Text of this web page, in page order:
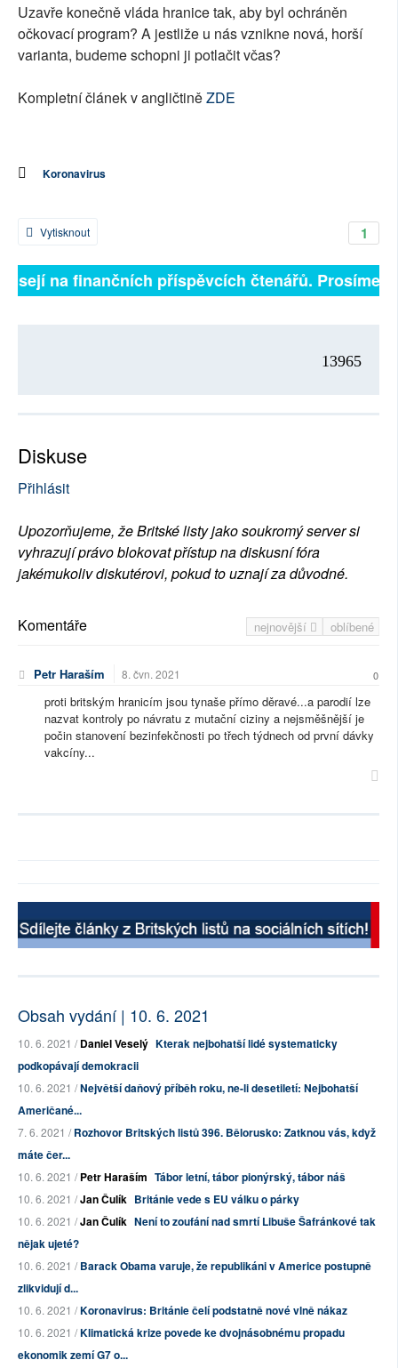
Uzavře konečně vláda hranice tak, aby byl ochráněn
očkovací program? A jestliže u nás vznikne nová, horší
varianta, budeme schopni ji potlačit včas?
Kompletní článek v angličtiněZDE
Koronavirus
1
Vytisknout
na finančních příspěvcích čtenářů. Prosíme,
13965
Diskuse
Přihlásit
Upozorňujeme, že Britské listy jako soukromý server si
vyhrazují právo blokovat přístup na diskusní fóra
jakémukoliv diskutérovi, pokud to uznají za důvodné.
nejnovější oblíbené
Komentáře
Petr Haraším 8. čvn. 2021 0
proti britským hranicím jsou tynaše přímo děravé...a parodií lze
nazvat kontroly po návratu z mutační ciziny a nejsměšnější je
počin stanovení bezinfekčnosti po třech týdnech od první dávky
vakcíny...
Obsah vydání | 10. 6. 2021
10. 6. 2021 /Daniel Veselý Kterak nejbohatší lidé systematicky
podkopávají demokracii
10. 6. 2021 /Největší daňový příběh roku, ne-li desetiletí: Nejbohatší
Američané...
7. 6. 2021 /Rozhovor Britských listů 396. Bělorusko: Zatknou vás, když
máte čer...
10. 6. 2021 /Petr Haraším Tábor letní, tábor pionýrský, tábor náš
10. 6. 2021 /Jan Čulík Británie vede s EU válku o párky
10. 6. 2021 /Jan Čulík Není to zoufání nad smrtí Libuše Šafránkové tak
nějak ujeté?
10. 6. 2021 /Barack Obama varuje, že republikáni v Americe postupně
zlikvidují d...
10. 6. 2021 /Koronavirus: Británie čelí podstatně nové vlně nákaz
10. 6. 2021 /Klimatická krize povede ke dvojnásobnému propadu
ekonomik zemí G7 o...